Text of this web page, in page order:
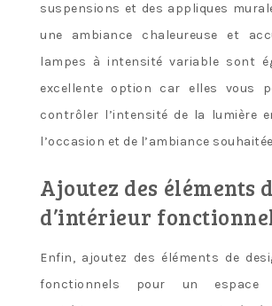
suspensions et des appliques
une ambiance chaleureuse et
lampes à intensité variable sont
excellente option car elles vous
contrôler l’intensité de la lumière
l’occasion et de l’ambiance
Ajoutez des éléments
d’intérieur
Enfin, ajoutez des éléments de
fonctionnels pour un espace